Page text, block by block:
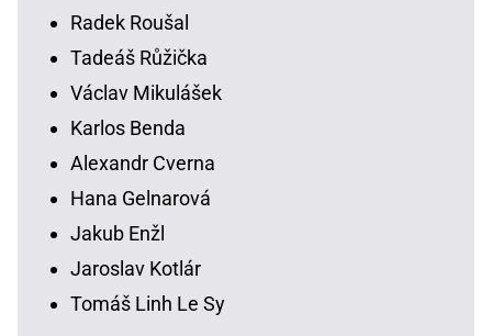
Radek Roušal
Tadeáš Růžička
Václav Mikulášek
Karlos Benda
Alexandr Cverna
Hana Gelnarová
Jakub Enžl
Jaroslav Kotlár
Tomáš Linh Le Sy